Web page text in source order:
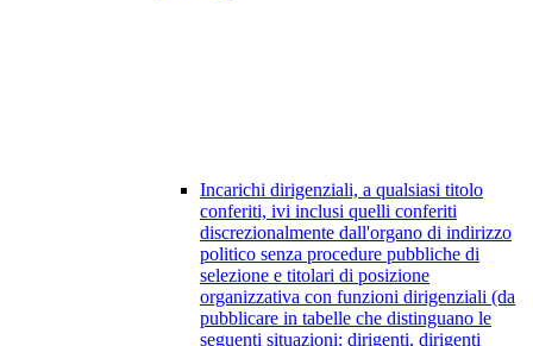
Incarichi dirigenziali, a qualsiasi titolo
conferiti, ivi inclusi quelli conferiti
discrezionalmente dall'organo di indirizzo
politico senza procedure pubbliche di
selezione e titolari di posizione
organizzativa con funzioni dirigenziali (da
pubblicare in tabelle che distinguano le
seguenti situazioni: dirigenti, dirigenti